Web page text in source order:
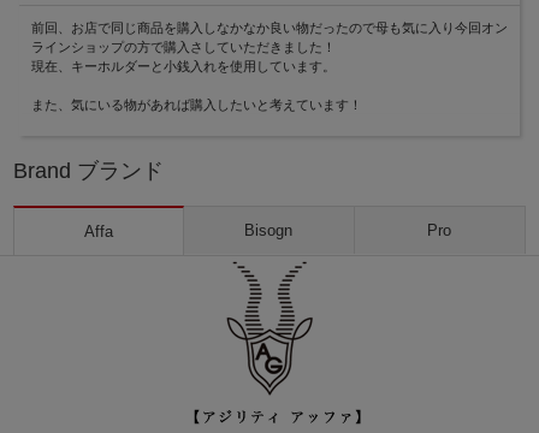
前回、お店で同じ商品を購入しなかなか良い物だったので母も気に入り今回オン
ラインショップの方で購入さしていただきました！
現在、キーホルダーと小銭入れを使用しています。
また、気にいる物があれば購入したいと考えています！
Brand ブランド
Affa Bisogn Pro